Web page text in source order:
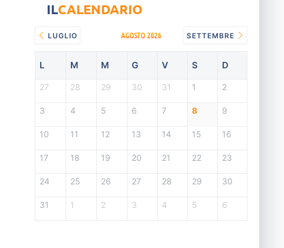
ILCALENDARIO
LUGLIO AGOSTO 2026 SETTEMBRE
L M M G V S D
27 28 29 30 31 1 2
3 4 5 6 7 8 9
10 11 12 13 14 15 16
17 18 19 20 21 22 23
24 25 26 27 28 29 30
31 1 2 3 4 5 6